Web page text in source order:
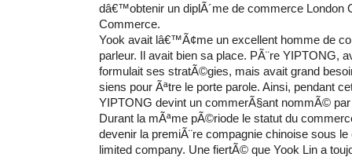
dâ€™obtenir un diplÃ´me de commerce London
Commerce.
Yook avait lâ€™Ã¢me un excellent homme de
parleur. Il avait bien sa place. PÃ¨re YIPTONG,
formulait ses stratÃ©gies, mais avait grand
siens pour Ãªtre le porte parole. Ainsi, pendant
YIPTONG devint un commerÃ§ant nommÃ©
Durant la mÃªme pÃ©riode le statut du
devenir la premiÃ¨re compagnie chinoise sous
limited company. Une fiertÃ© que Yook Lin a